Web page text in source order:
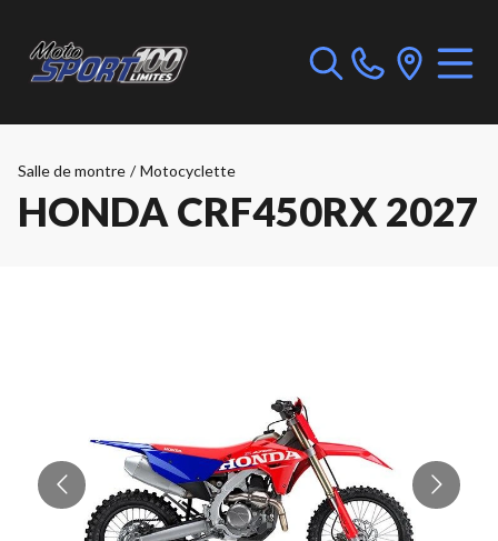
Salle de montre / Motocyclette
HONDA CRF450RX 2027